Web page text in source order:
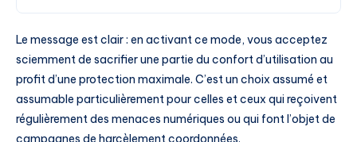
Le message est clair : en activant ce mode, vous acceptez
sciemment de sacrifier une partie du confort d’utilisation au
profit d’une protection maximale. C’est un choix assumé et
assumable particulièrement pour celles et ceux qui reçoivent
régulièrement des menaces numériques ou qui font l’objet de
campagnes de harcèlement coordonnées.